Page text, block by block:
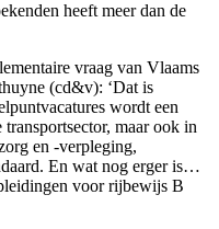
heeft meer dan de
vraag van Vlaams
(cd&v): ‘Dat is
wordt een
maar ook in
en -verpleging,
En wat nog erger is…
voor rijbewijs B